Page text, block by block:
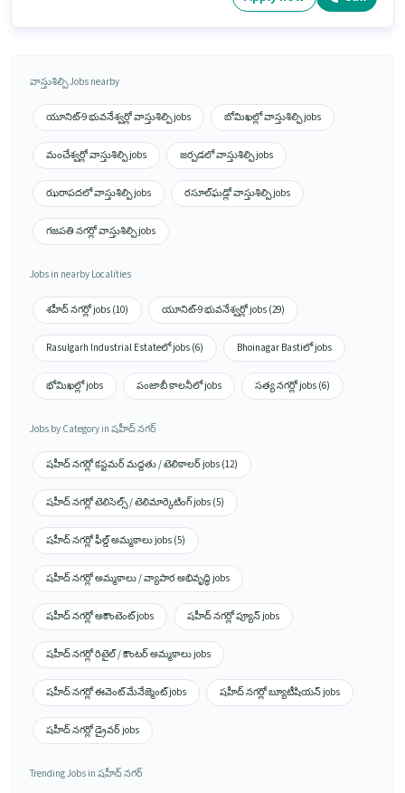
వాస్తుశిల్పి Jobs nearby
యూనిట్-9 భువనేశ్వర్లో వాస్తుశిల్పి jobs బోమిఖల్లో వాస్తుశిల్పి jobs
మంచేశ్వర్లో వాస్తుశిల్పి jobs జర్పడలో వాస్తుశిల్పి jobs
ఝరాపదలో వాస్తుశిల్పి jobs రసూల్‌ఘడ్లో వాస్తుశిల్పి jobs
గజపతి నగర్లో వాస్తుశిల్పి jobs
Jobs in nearby Localities
శహీద్ నగర్లో jobs (10) యూనిట్-9 భువనేశ్వర్లో jobs (29)
Rasulgarh Industrial Estateలో jobs (6) Bhoinagar Bastiలో jobs
భోమిఖల్లో jobs పంజాబీ కాలనీలో jobs సత్య నగర్లో jobs (6)
Jobs by Category in షహీద్ నగర్
షహీద్ నగర్లో కస్టమర్ మద్దతు / టెలికాలర్ jobs (12)
షహీద్ నగర్లో టెలిసెల్స్ / టెలిమార్కెటింగ్ jobs (5)
షహీద్ నగర్లో ఫీల్డ్ అమ్మకాలు jobs (5)
షహీద్ నగర్లో అమ్మకాలు / వ్యాపార అభివృద్ధి jobs
షహీద్ నగర్లో అకౌంటెంట్ jobs షహీద్ నగర్లో ప్యూన్ jobs
షహీద్ నగర్లో రిటైల్ / కౌంటర్ అమ్మకాలు jobs
షహీద్ నగర్లో ఈవెంట్ మేనేజ్మెంట్ jobs షహీద్ నగర్లో బ్యూటీషియన్ jobs
షహీద్ నగర్లో డ్రైవర్ jobs
Trending Jobs in షహీద్ నగర్